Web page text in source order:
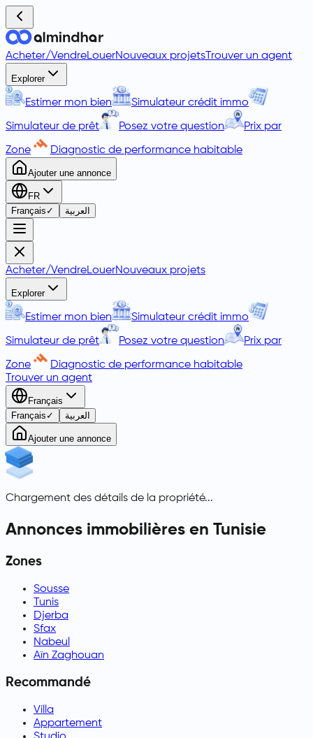
Acheter/VendreLouerNouveaux projets Trouver un agent
Explorer
Estimer mon bien Simulateur crédit immo
Simulateur de prêt Posez votre question Prix par
Zone Diagnostic de performance habitable
Ajouter une annonce
FR
Français ✓ العربية
Acheter/VendreLouerNouveaux projets
Explorer
Estimer mon bien Simulateur crédit immo
Simulateur de prêt Posez votre question Prix par
Zone
Diagnostic de performance habitable
Trouver un agent
Français
Français ✓ العربية
Ajouter une annonce
Chargement des détails de la propriété...
Annonces immobilières en Tunisie
Zones
Sousse
Tunis
Djerba
Sfax
Nabeul
Aïn Zaghouan
Recommandé
Villa
Appartement